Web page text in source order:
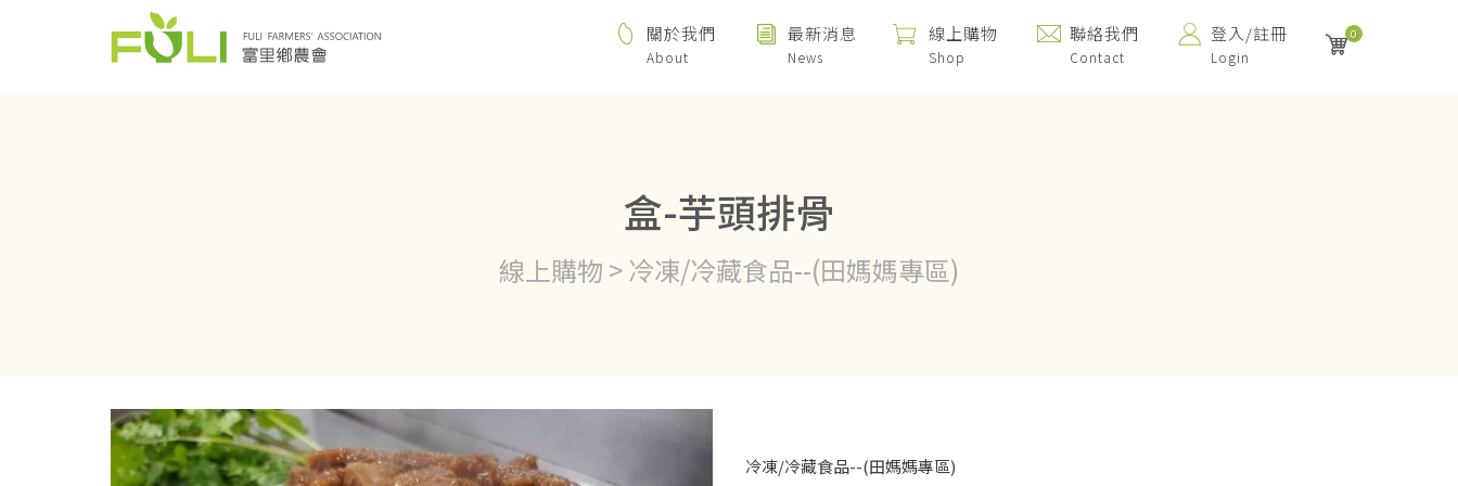
關於我們
About
最新消息
News
線上購物
Shop
聯絡我們
Contact
登入/註冊
Login
0
盒-芋頭排骨
線上購物 > 冷凍/冷藏食品--(田媽媽專區)
冷凍/冷藏食品--(田媽媽專區)